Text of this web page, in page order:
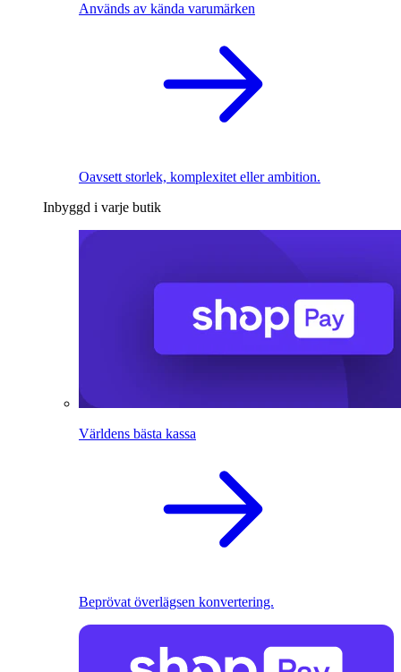
Används av kända varumärken
Oavsett storlek, komplexitet eller ambition.
Inbyggd i varje butik
Världens bästa kassa
Beprövat överlägsen konvertering.